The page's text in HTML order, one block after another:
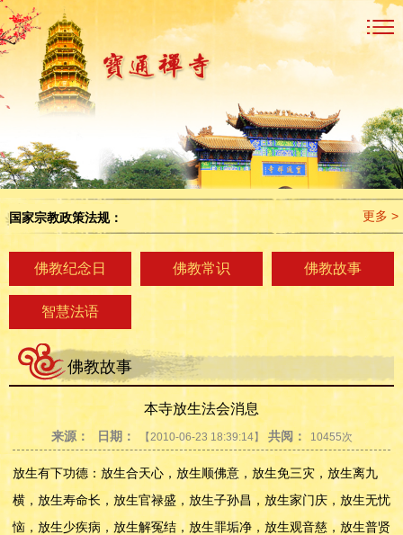
国家宗教政策法规： 更多 >
佛教纪念日 佛教常识 佛教故事
智慧法语
佛教故事
本寺放生法会消息
来源： 日期： 【2010-06-23 18:39:14】 共阅： 10455次
放生有下功德：放生合天心，放生顺佛意，放生免三灾，放生离九
横，放生寿命长，放生官禄盛，放生子孙昌，放生家门庆，放生无忧
恼，放生少疾病，放生解冤结，放生罪垢净，放生观音慈，放生普贤